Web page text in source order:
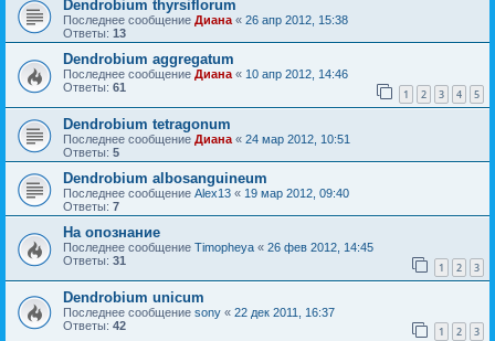
Dendrobium thyrsiflorum
Последнее сообщение Диана« 26 апр 2012, 15:38
Ответы: 13
Dendrobium aggregatum
Последнее сообщение Диана« 10 апр 2012, 14:46
Ответы: 61 1 2 3 4 5
Dendrobium tetragonum
Последнее сообщение Диана « 24 мар 2012, 10:51
Ответы: 5
Dendrobium albosanguineum
Последнее сообщение Alex13 « 19 мар 2012, 09:40
Ответы: 7
На опознание
Последнее сообщение Timopheya « 26 фев 2012, 14:45
Ответы: 31 1 2 3
Dendrobium unicum
Последнее сообщение sony « 22 дек 2011, 16:37
Ответы: 42 1 2 3